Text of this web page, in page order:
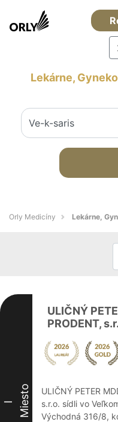
Lekárne,
Orly Medicíny Lekárne,
I Miesto
ULIČNÝ
PRODENT,
ULIČNÝ PETER
s.r.o. sídli vo
Východná 316/8,